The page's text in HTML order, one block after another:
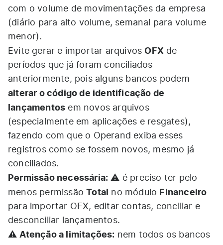
com o volume de movimentações da empresa
(diário para alto volume, semanal para volume
menor).
Evite gerar e importar arquivos OFX de
períodos que já foram conciliados
anteriormente, pois alguns bancos podem
alterar o código de identificação de
lançamentos em novos arquivos
(especialmente em aplicações e resgates),
fazendo com que o Operand exiba esses
registros como se fossem novos, mesmo já
conciliados.
Permissão necessária: ⚠️ é preciso ter pelo
menos permissãoTotal no módulo Financeiro
para importar OFX, editar contas, conciliar e
desconciliar lançamentos.
⚠️Atenção a limitações: nem todos os bancos